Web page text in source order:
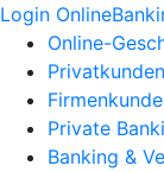
Login
Online-
Privatkunden
Private
Banking &